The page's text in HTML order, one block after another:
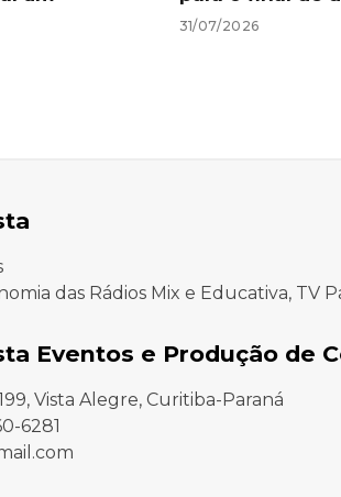
31/07/2026
das Rádios Mix e Educativa, TV
Eventos e Produção de
Vista Alegre, Curitiba-Paraná
6281